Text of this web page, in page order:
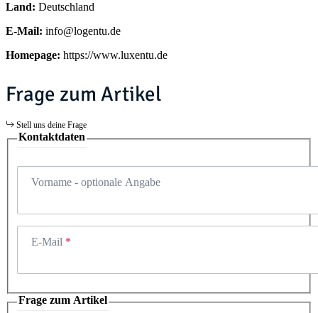
Land: Deutschland
E-Mail: info@logentu.de
Homepage: https://www.luxentu.de
Frage zum Artikel
Stell uns deine Frage
Kontaktdaten
Vorname - optionale Angabe
E-Mail
Frage zum Artikel